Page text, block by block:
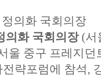
의화 국회의장(서
울 중구 프레지
략포럼에 참석,